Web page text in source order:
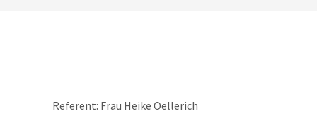
Referent: Frau Heike Oellerich